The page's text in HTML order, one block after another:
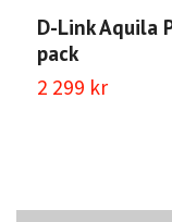
D-Link Aquila
pack
2 299 kr